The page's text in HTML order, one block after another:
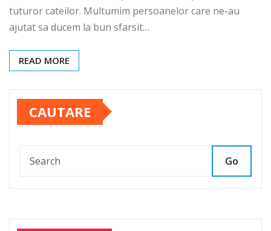
tuturor cateilor. Multumim persoanelor care ne-au
ajutat sa ducem la bun sfarsit…
READ MORE
CAUTARE
Go